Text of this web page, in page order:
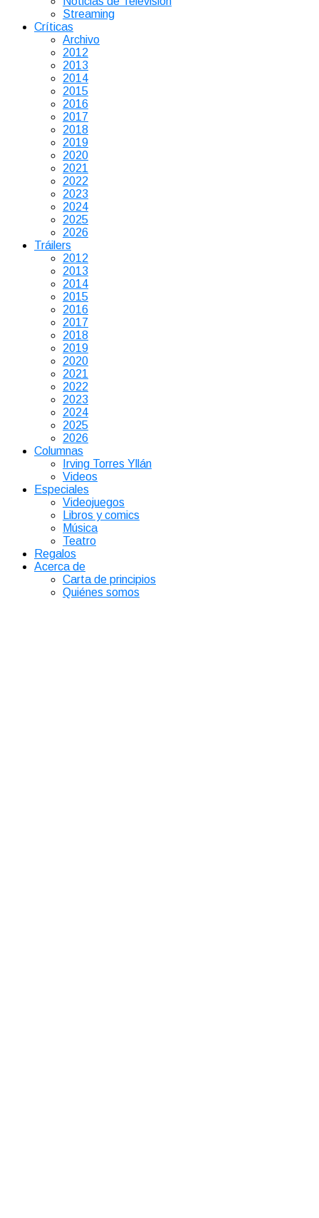
Streaming
Críticas
Archivo
2012
2013
2014
2015
2016
2017
2018
2019
2020
2021
2022
2023
2024
2025
2026
Tráilers
2012
2013
2014
2015
2016
2017
2018
2019
2020
2021
2022
2023
2024
2025
2026
Columnas
Irving Torres Yllán
Videos
Especiales
Videojuegos
Libros y comics
Música
Teatro
Regalos
Acerca de
Carta de principios
Quiénes somos